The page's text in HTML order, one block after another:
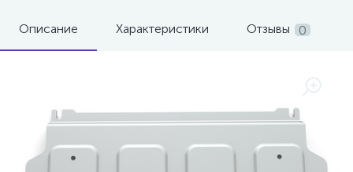
Описание Характеристики Отзывы 0